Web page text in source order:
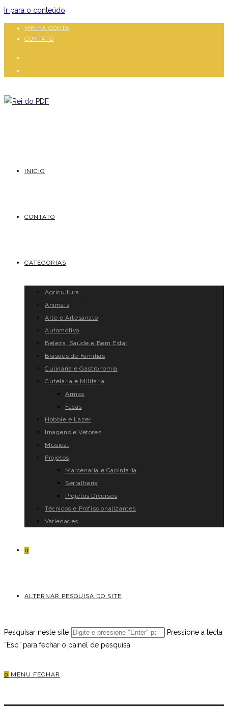
Ir para o conteúdo
MINHA CONTA
CONTATO
INICIO
CONTATO
CATEGORIAS
Agricultura
Animais
Arte e Artesanato
Automotivo
Beleza, Saúde e Bem Estar
Brasões de Famílias
Culinária e Gastronomia
Cutelaria e Militaria
Armas
Facas
Hobbie e Lazer
Imagens e Vetores
Musical
Projetos
Marcenaria e Capintaria
Serralheria
Projetos Diversos
Técnicos e Profissionalizantes
Variedades
0
ALTERNAR PESQUISA DO SITE
Pesquisar neste site
Pressione a tecla
“Esc” para fechar o painel de pesquisa.
0 MENU FECHAR